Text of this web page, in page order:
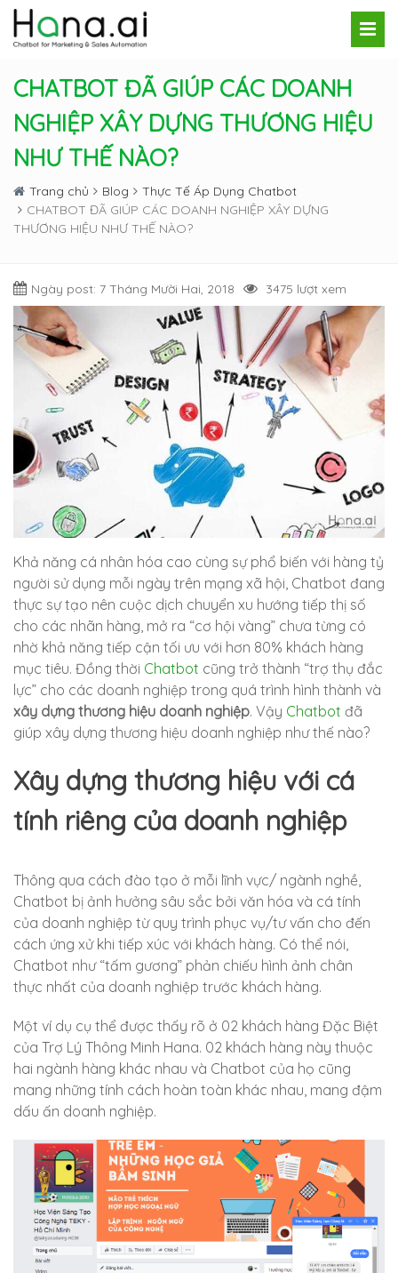
CHATBOT ĐÃ GIÚP CÁC DOANH
NGHIỆP XÂY DỰNG THƯƠNG HIỆU
NHƯ THẾ NÀO?
Trang chủ Blog
Thực Tế Áp Dụng Chatbot
CHATBOT ĐÃ GIÚP CÁC DOANH NGHIỆP XÂY DỰNG
THƯƠNG HIỆU NHƯ THẾ NÀO?
Ngày post: 7 Tháng Mười Hai, 2018 3475 lượt xem
Khả năng cá nhân hóa cao cùng sự phổ biến với hàng tỷ
người sử dụng mỗi ngày trên mạng xã hội, Chatbot đang
thực sự tạo nên cuộc dịch chuyển xu hướng tiếp thị số
cho các nhãn hàng, mở ra “cơ hội vàng” chưa từng có
nhờ khả năng tiếp cận tối ưu với hơn 80% khách hàng
mục tiêu. Đồng thời Chatbot cũng trở thành “trợ thụ đắc
lực” cho các doanh nghiệp trong quá trình hình thành và
xây dựng thương hiệu doanh nghiệp. Vậy Chatbot đã
giúp xây dựng thương hiệu doanh nghiệp như thế nào?
Xây dựng thương hiệu với cá
tính riêng của doanh nghiệp
Thông qua cách đào tạo ở mỗi lĩnh vực/ ngành nghề,
Chatbot bị ảnh hưởng sâu sắc bởi văn hóa và cá tính
của doanh nghiệp từ quy trình phục vụ/tư vấn cho đến
cách ứng xử khi tiếp xúc với khách hàng. Có thể nói,
Chatbot như “tấm gương” phản chiếu hình ảnh chân
thực nhất của doanh nghiệp trước khách hàng.
Một ví dụ cụ thể được thấy rõ ở 02 khách hàng Đặc Biệt
của Trợ Lý Thông Minh Hana. 02 khách hàng này thuộc
hai ngành hàng khác nhau và Chatbot của họ cũng
mang những tính cách hoàn toàn khác nhau, mang đậm
dấu ấn doanh nghiệp.